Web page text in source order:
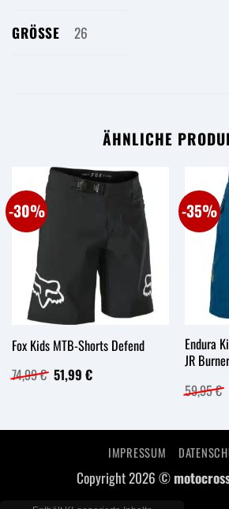
GRÖSSE 26
ÄHNLICHE
-30%
Fox Kids MTB-Shorts Defend
74,99€ Ursprünglicher
Preis
51,99 €Aktueller
Preis
-35%
Endura
JR Burner
59,95€
IMPRESSUM
Copyright 2026 ©